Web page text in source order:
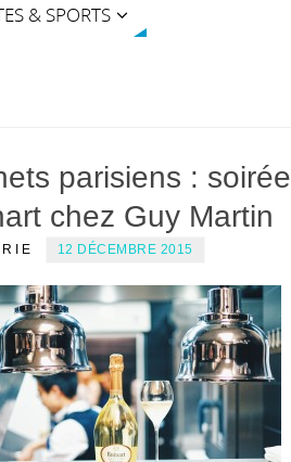
& SPORTS
parisiens : soirée
chez Guy Martin
12 DÉCEMBRE 2015